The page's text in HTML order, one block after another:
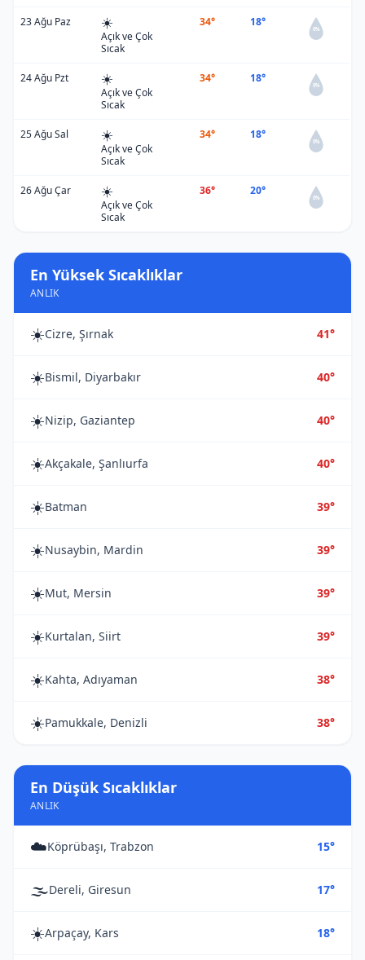
23 Ağu Paz ☀️
Açık ve Çok
Sıcak
34° 18°
0%
24 Ağu Pzt ☀️
Açık ve Çok
Sıcak
34° 18°
0%
25 Ağu Sal ☀️
Açık ve Çok
Sıcak
34° 18°
0%
26 Ağu Çar ☀️
Açık ve Çok
Sıcak
36° 20°
0%
En Yüksek Sıcaklıklar
ANLIK
☀️Cizre, Şırnak 41°
☀️Bismil, Diyarbakır 40°
☀️Nizip, Gaziantep 40°
☀️Akçakale, Şanlıurfa 40°
☀️Batman 39°
☀️Nusaybin, Mardin 39°
☀️Mut, Mersin 39°
☀️Kurtalan, Siirt 39°
☀️Kahta, Adıyaman 38°
☀️Pamukkale, Denizli 38°
En Düşük Sıcaklıklar
ANLIK
☁️Köprübaşı, Trabzon 15°
🌫️Dereli, Giresun 17°
☀️Arpaçay, Kars 18°